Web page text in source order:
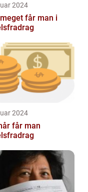
2024
får man i
2024
får man